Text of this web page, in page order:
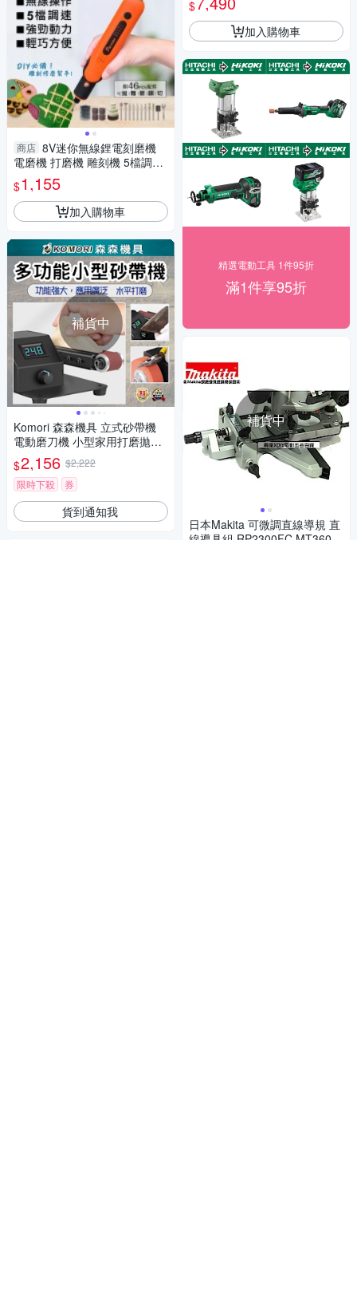
商店 8V迷你無線鋰電刻磨機
電磨機 打磨機 雕刻機 5檔調速
USB充電/鑽孔/研磨/拋光/雕刻/
修邊
$1,155
加入購物車
補貨中
Komori 森森機具 立式砂帶機
電動磨刀機 小型家用打磨拋光
機 多功能砂帶機 小型拋光打磨
開刃磨刀機
$2,156 $2,222
限時下殺
券
貨到通知我
$
加入購物車
精選電動工具 1件95折
滿1件享95折
補貨中
日本Makita 可微調直線導規 直
線導具組 RP2300FC MT360 R